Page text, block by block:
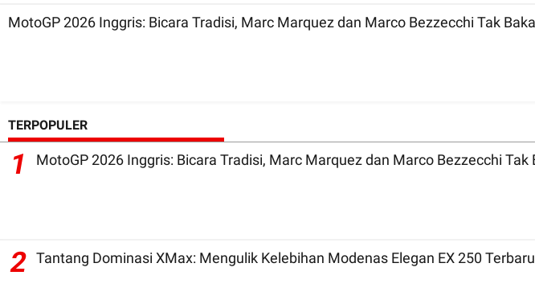
TERPOPULER
1
2 Tantang Dominasi XMax: Mengulik Kelebihan Modenas Elegan EX 250 Terbaru